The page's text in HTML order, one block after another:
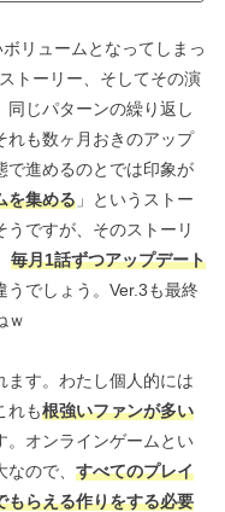
リュームとなってしまっ
トーリー、そしてその演
同じパターンの繰り返し
れも数ヶ月おきのアップ
で進めるのとでは印象が
を集める 」というストー
うですが、そのストーリ
毎月1話ずつアップデート
でしょう。Ver.3も最終
ｗ
ます。わたし個人的には
れも根強いファンが多い
。オンラインゲームとい
ので、 すべてのプレイ
もらえる作りをする必要